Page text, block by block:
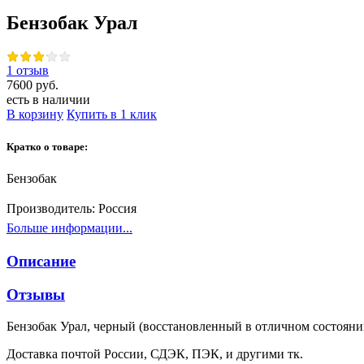
Бензобак Урал
1 отзыв
7600 руб.
есть в наличии
В корзину Купить в 1 клик
Кратко о товаре:
Бензобак
Производитель: Россия
Больше информации...
Описание
Отзывы
Бензобак Урал, черный (восстановленный в отличном
Доставка почтой России, СДЭК, ПЭК, и другими тк.